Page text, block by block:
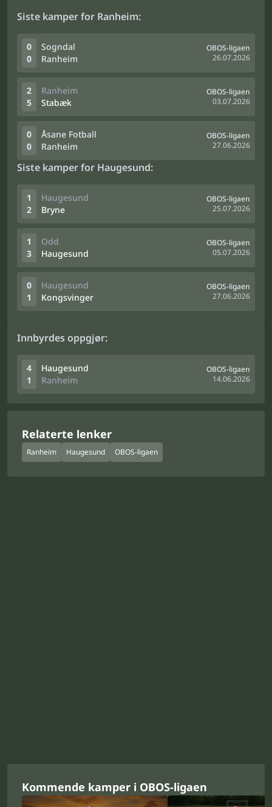
Siste kamper for Ranheim:
0
0
Sogndal
Ranheim
OBOS-ligaen
26.07.2026
2
5
Ranheim
Stabæk
OBOS-ligaen
03.07.2026
0
0
Åsane Fotball
Ranheim
OBOS-ligaen
27.06.2026
Siste kamper for Haugesund:
1
2
Haugesund
Bryne
OBOS-ligaen
25.07.2026
1
3
Odd
Haugesund
OBOS-ligaen
05.07.2026
0
1
Haugesund
Kongsvinger
OBOS-ligaen
27.06.2026
Innbyrdes oppgjør:
4
1
Haugesund
Ranheim
OBOS-ligaen
14.06.2026
Relaterte lenker
Ranheim Haugesund OBOS-ligaen
Kommende kamper i OBOS-ligaen